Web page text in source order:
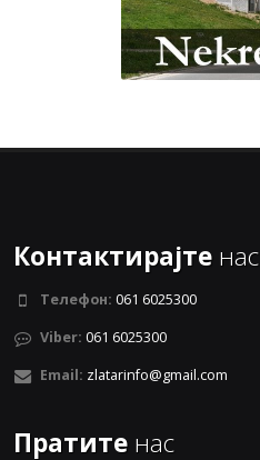
Контактирајте нас
Телефон: 061 6025300
Viber: 061 6025300
Email: zlatarinfo@gmail.com
Пратите нас